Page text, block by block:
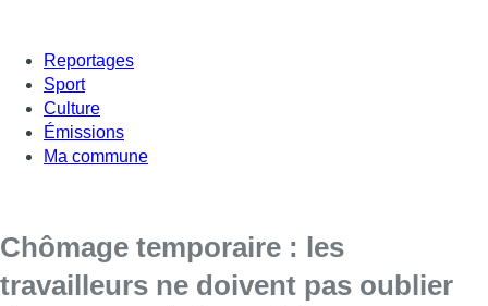
Reportages
Sport
Culture
Émissions
Ma commune
Chômage temporaire : les
travailleurs ne doivent pas oublier